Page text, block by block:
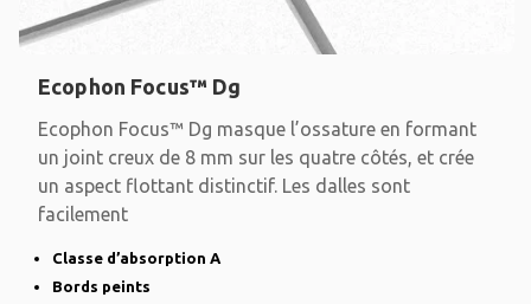
Ecophon Focus™ Dg
Ecophon Focus™ Dg masque l’ossature en formant
un joint creux de 8 mm sur les quatre côtés, et crée
un aspect flottant distinctif. Les dalles sont
facilement
Classe d’absorption A
Bords peints